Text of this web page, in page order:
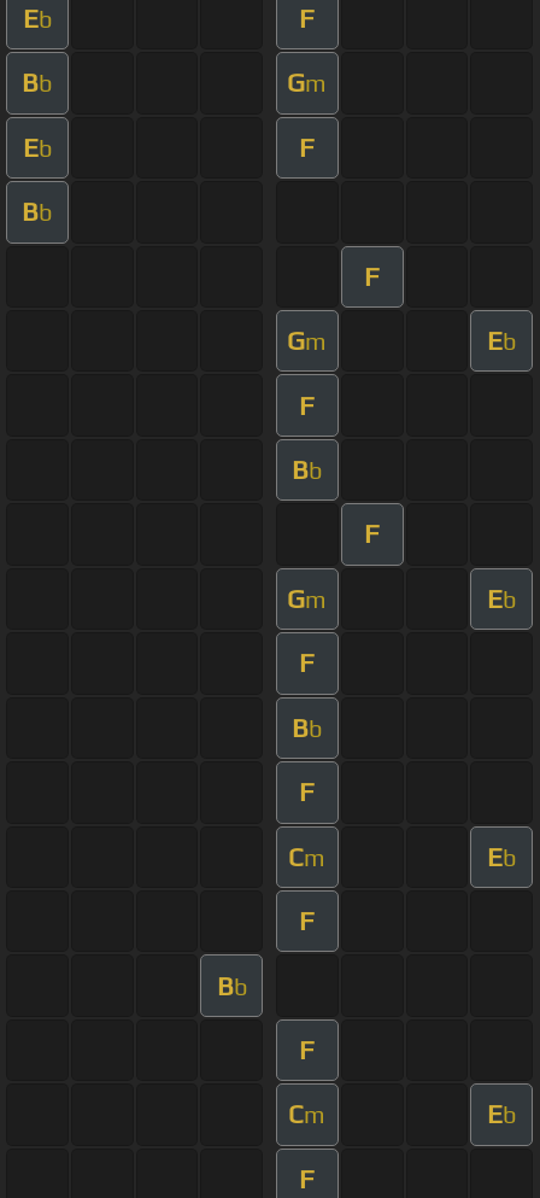
Eb F
Bb Gm
Eb F
Bb
F
Gm Eb
F
Bb
F
Gm Eb
F
Bb
F
Cm Eb
F
Bb
F
Cm Eb
F